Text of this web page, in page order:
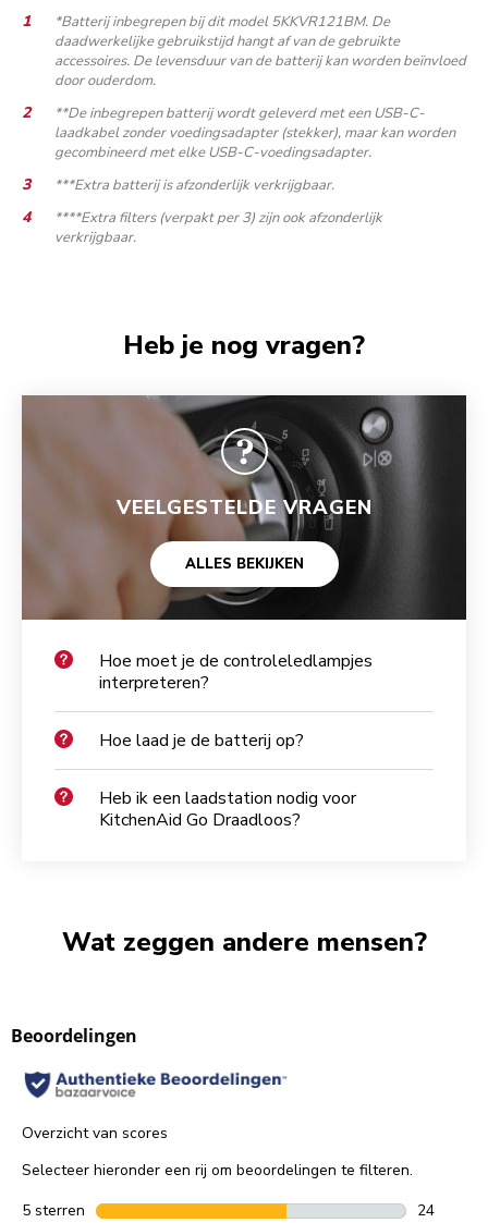
*Batterij inbegrepen bij dit model 5KKVR121BM. De
daadwerkelijke gebruikstijd hangt af van de gebruikte
accessoires. De levensduur van de batterij kan worden beïnvloed
door ouderdom.
**De inbegrepen batterij wordt geleverd met een USB-C-
laadkabel zonder voedingsadapter (stekker), maar kan worden
gecombineerd met elke USB-C-voedingsadapter.
***Extra batterij is afzonderlijk verkrijgbaar.
****Extra filters (verpakt per 3) zijn ook afzonderlijk
verkrijgbaar.
Heb je nog vragen?
VEELGESTELDE VRAGEN
ALLES BEKIJKEN
Hoe moet je de controleledlampjes
interpreteren?
Hoe laad je de batterij op?
Heb ik een laadstation nodig voor
KitchenAid Go Draadloos?
Wat zeggen andere mensen?